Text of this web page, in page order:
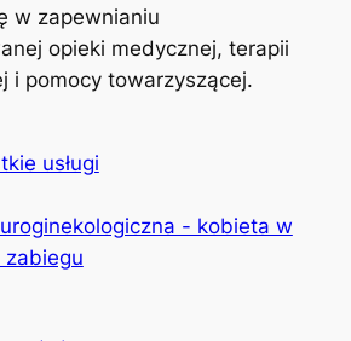
w zapewnianiu
opieki medycznej, terapii
i pomocy towarzyszącej.
usługi